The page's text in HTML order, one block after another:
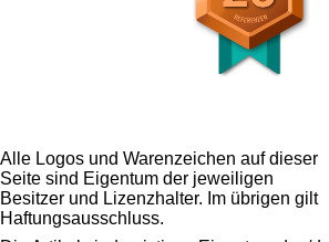
Alle Logos und Warenzeichen auf dieser
Seite sind Eigentum der jeweiligen
Besitzer und Lizenzhalter. Im übrigen gilt
Haftungsausschluss.